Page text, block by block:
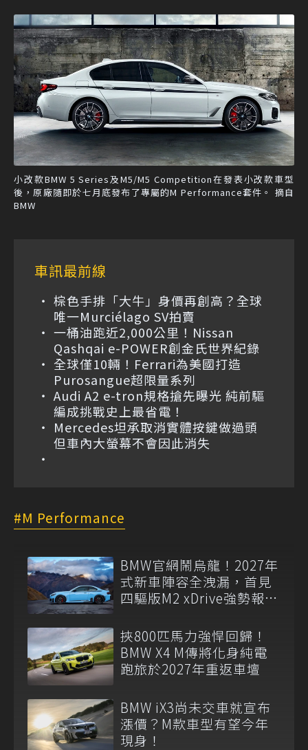
小改款BMW 5 Series及M5/M5 Competition在發表小改款車型
後，原廠隨即於七月底發布了專屬的M Performance套件。 摘自
BMW
車訊最前線
棕色手排「大牛」身價再創高？全球
唯一Murciélago SV拍賣
一桶油跑近2,000公里！Nissan
Qashqai e-POWER創金氏世界紀錄
全球僅10輛！Ferrari為美國打造
Purosangue超限量系列
Audi A2 e-tron規格搶先曝光 純前驅
編成挑戰史上最省電！
Mercedes坦承取消實體按鍵做過頭
但車內大螢幕不會因此消失
M Performance
BMW官網鬧烏龍！2027年
式新車陣容全洩漏，首見
四驅版M2 xDrive強勢報
挾800匹馬力強悍回歸！
BMW X4 M傳將化身純電
跑旅於2027年重返車壇
BMW iX3尚未交車就宣布
漲價？M款車型有望今年
現身！